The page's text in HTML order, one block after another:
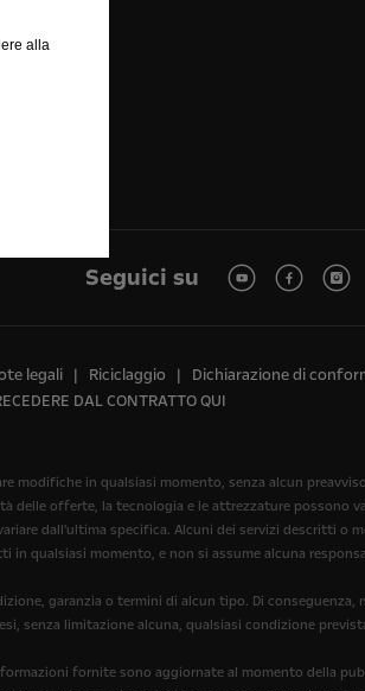
Seguici su
legali Riciclaggio
Dichiarazione di
DAL CONTRATTO QUI
modifiche in qualsiasi momento, senza alcun
offerte, la tecnologia e le attrezzature possono
dall'ultima specifica. Alcuni dei servizi descritti o
qualsiasi momento, e non si assume alcuna
garanzia o termini di alcun tipo. Di conseguenza,
senza limitazione alcuna, qualsiasi condizione
fornite sono aggiornate al momento della
alla